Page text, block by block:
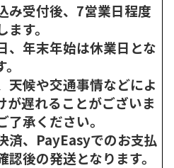
み受付後、7営業日程度
す。
、年末年始は休業日とな
天候や交通事情などによ
が遅れることがございま
了承ください。
済、PayEasyでのお支払
認後の発送となります。